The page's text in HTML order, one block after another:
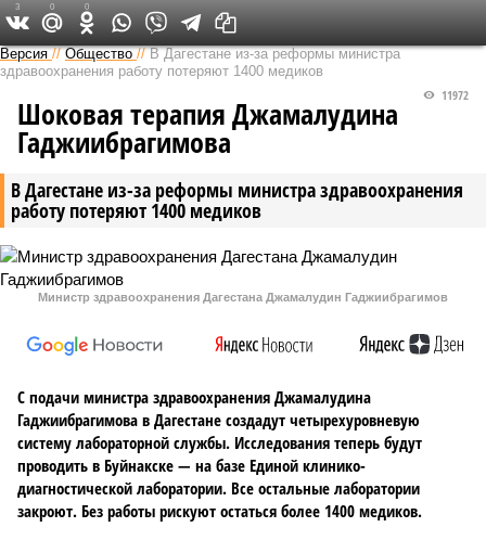
Версия на Кавказе
Версия //Общество //В Дагестане из-за реформы министра
здравоохранения работу потеряют 1400 медиков
В Дагестане из-за реформы министра здравоохранения
работу потеряют 1400 медиков
11972
Шоковая терапия Джамалудина
Гаджиибрагимова
Министр здравоохранения Дагестана Джамалудин Гаджиибрагимов
С подачи министра здравоохранения Джамалудина
Гаджиибрагимова в Дагестане создадут четырехуровневую
систему лабораторной службы. Исследования теперь будут
проводить в Буйнакске — на базе Единой клинико-
диагностической лаборатории. Все остальные лаборатории
закроют. Без работы рискуют остаться более 1400 медиков.
3 0 0